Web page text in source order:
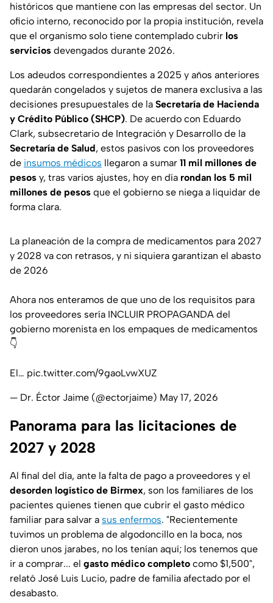
históricos que mantiene con las empresas del sector. Un
oficio interno, reconocido por la propia institución, revela
que el organismo solo tiene contemplado cubrir los
servicios devengados durante 2026.
Los adeudos correspondientes a 2025 y años anteriores
quedarán congelados y sujetos de manera exclusiva a las
decisiones presupuestales de la Secretaría de Hacienda
y Crédito Público (SHCP). De acuerdo con Eduardo
Clark, subsecretario de Integración y Desarrollo de la
Secretaría de Salud, estos pasivos con los proveedores
de insumos médicos llegaron a sumar 11 mil millones de
pesos y, tras varios ajustes, hoy en día rondan los 5 mil
millones de pesos que el gobierno se niega a liquidar de
forma clara.
La planeación de la compra de medicamentos para 2027
y 2028 va con retrasos, y ni siquiera garantizan el abasto
de 2026
Ahora nos enteramos de que uno de los requisitos para
los proveedores sería INCLUIR PROPAGANDA del
gobierno morenista en los empaques de medicamentos
👇
El… pic.twitter.com/9gaoLvwXUZ
— Dr. Éctor Jaime (@ectorjaime) May 17, 2026
Panorama para las licitaciones de
2027 y 2028
Al final del día, ante la falta de pago a proveedores y el
desorden logístico de Birmex, son los familiares de los
pacientes quienes tienen que cubrir el gasto médico
familiar para salvar a sus enfermos. "Recientemente
tuvimos un problema de algodoncillo en la boca, nos
dieron unos jarabes, no los tenían aquí; los tenemos que
ir a comprar... el gasto médico completo como $1,500",
relató José Luis Lucio, padre de familia afectado por el
desabasto.